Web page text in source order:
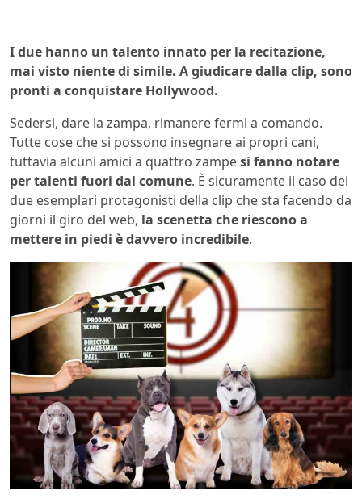
I due hanno un talento innato per la recitazione,
mai visto niente di simile. A giudicare dalla clip, sono
pronti a conquistare Hollywood.
Sedersi, dare la zampa, rimanere fermi a comando.
Tutte cose che si possono insegnare ai propri cani,
tuttavia alcuni amici a quattro zampesi fanno notare
per talenti fuori dal comune. È sicuramente il caso dei
due esemplari protagonisti della clip che sta facendo da
giorni il giro del web, la scenetta che riescono a
mettere in piedi è davvero incredibile.